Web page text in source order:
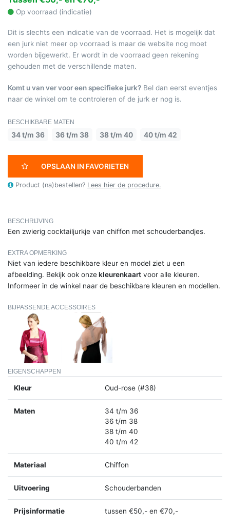
Op voorraad (indicatie)
Dit is slechts een indicatie van de voorraad. Het is mogelijk dat
een jurk niet meer op voorraad is maar de website nog moet
worden bijgewerkt. Er wordt in de voorraad geen rekening
gehouden met de verschillende maten.
Komt u van ver voor een specifieke jurk? Bel dan eerst eventjes
naar de winkel om te controleren of de jurk er nog is.
BESCHIKBARE MATEN
34 t/m 36 36 t/m 38 38 t/m 40 40 t/m 42
OPSLAAN IN FAVORIETEN
Product (na)bestellen? Lees hier de procedure.
BESCHRIJVING
Een zwierig cocktailjurkje van chiffon met schouderbandjes.
EXTRA OPMERKING
Niet van iedere beschikbare kleur en model ziet u een
afbeelding. Bekijk ook onzekleurenkaart voor alle kleuren.
Informeer in de winkel naar de beschikbare kleuren en modellen.
BIJPASSENDE ACCESSOIRES
EIGENSCHAPPEN
Kleur Oud-rose (#38)
Maten
34 t/m 36
36 t/m 38
38 t/m 40
40 t/m 42
Materiaal Chiffon
Uitvoering Schouderbanden
Prijsinformatie tussen €50,- en €70,-